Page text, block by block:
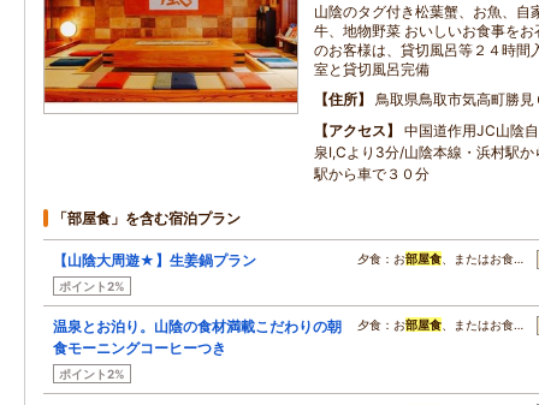
山陰のタグ付き松葉蟹、お魚、自
牛、地物野菜 おいしいお食事を
のお客様は、貸切風呂等２４時間
室と貸切風呂完備
住所
鳥取県鳥取市気高町勝見
アクセス
中国道作用JC山陰
泉I,Cより3分/山陰本線・浜村駅
駅から車で３０分
「部屋食」を含む宿泊プラン
【山陰大周遊★】生姜鍋プラン
ポイント2%
夕食：お部屋食 、またはお食…
温泉とお泊り。山陰の食材満載こだわりの朝
食モーニングコーヒーつき
ポイント2%
夕食：お部屋食 、またはお食…